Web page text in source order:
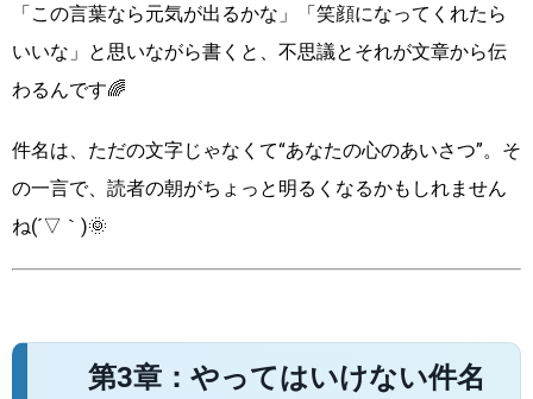
「この言葉なら元気が出るかな」「笑顔になってくれたら
いいな」と思いながら書くと、不思議とそれが文章から伝
わるんです🌈
件名は、ただの文字じゃなくて“あなたの心のあいさつ”。そ
の一言で、読者の朝がちょっと明るくなるかもしれません
ね(´▽｀)🌞
第3章：やってはいけない件名